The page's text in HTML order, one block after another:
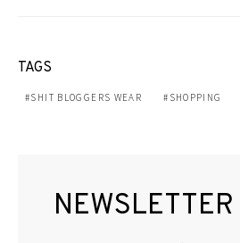
TAGS
SHIT BLOGGERS WEAR SHOPPING
NEWSLETTER